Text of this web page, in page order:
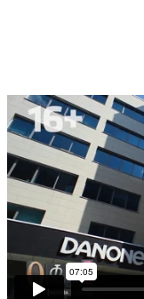
Поделиться
В избранное
Смотреть позже
Danone –
кисломолочных
миру производит